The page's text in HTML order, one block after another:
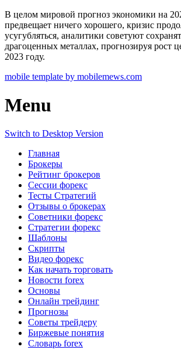
В целом мировой прогноз экономики на
предвещает ничего хорошего, кризис
усугубляться, аналитики советуют
драгоценных металлах, прогнозируя рост
2023 году.
mobile template by mobilemews.com
Menu
Switch to Desktop Version
Главная
Брокеры
Рейтинг брокеров
Сессии форекс
Тесты Стратегий
Отзывы о брокерах
Советники форекс
Стратегии форекс
Шаблоны
Скрипты
Видео форекс
Как начать торговать
Новости forex
Основы
Онлайн трейдинг
Прогнозы
Советы трейдеру
Биржевые понятия
Словарь forex